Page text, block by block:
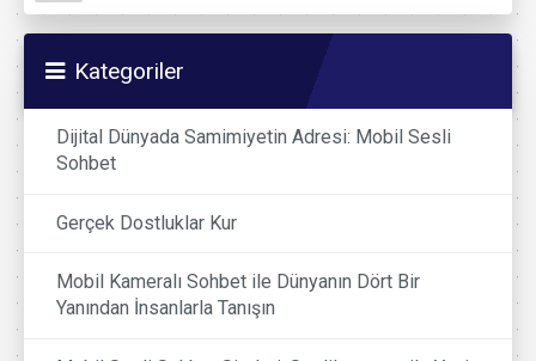
Kategoriler
Dijital Dünyada Samimiyetin Adresi: Mobil Sesli
Sohbet
Gerçek Dostluklar Kur
Mobil Kameralı Sohbet ile Dünyanın Dört Bir
Yanından İnsanlarla Tanışın